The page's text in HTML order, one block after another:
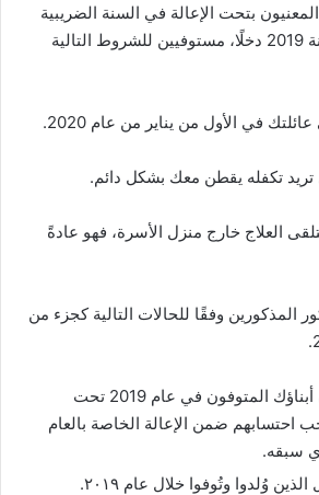
بتحت الإعالة في السنة الضريبية
2020، عندما تكون لسنة 2019 دخلًا، مستوفيين للشروط التالية
في الأول من يناير من عام 2020.
تريد تكفله يقطن معك بشكل دائم.
العلاج خارج منزل الأسرة، فهو عادةً
المذكورين وفقًا للحالات التالية كجزء من
في حال كان أبناؤك المتوفون في عام 2019 تحت
احتسابهم ضمن الإعالة الخاصة بالعام
سبقه.
وُلدوا وتُوفوا خلال عام ٢٠١٩.